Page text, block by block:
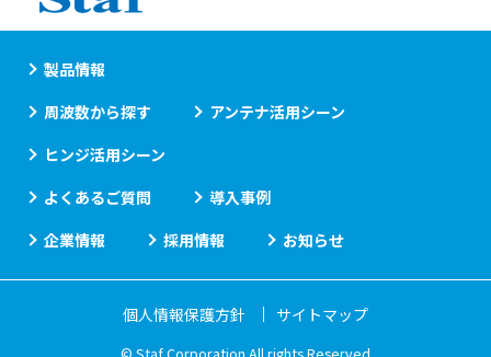
製品情報
周波数から探す
アンテナ活用シーン
ヒンジ活用シーン
よくあるご質問
導入事例
企業情報
採用情報 お知らせ
個人情報保護方針 サイトマップ